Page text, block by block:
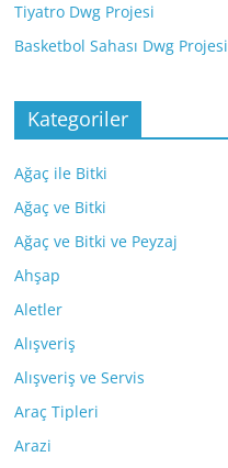
Tiyatro Dwg Projesi
Basketbol Sahası Dwg Projesi
Kategoriler
Ağaç ile Bitki
Ağaç ve Bitki
Ağaç ve Bitki ve Peyzaj
Ahşap
Aletler
Alışveriş
Alışveriş ve Servis
Araç Tipleri
Arazi